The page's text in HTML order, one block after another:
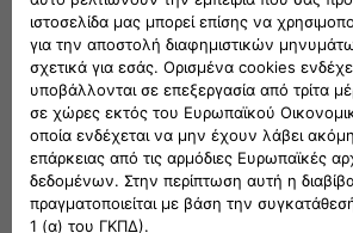
Αντάπτορας με 13 έως 7 επαφές για
κοτσαδόρο